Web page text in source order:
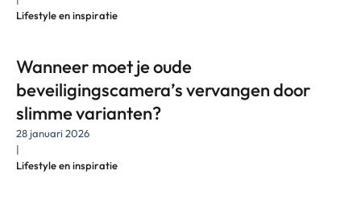
Lifestyle en inspiratie
Wanneer moet je oude
beveiligingscamera’s vervangen door
slimme varianten?
28 januari 2026
|
Lifestyle en inspiratie